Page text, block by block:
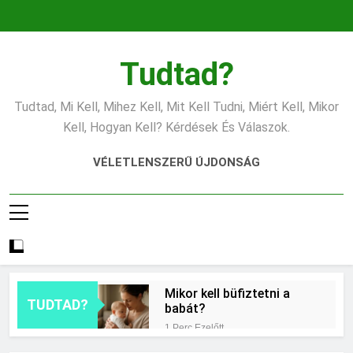
Tudtad?
Tudtad, Mi Kell, Mihez Kell, Mit Kell Tudni, Miért Kell, Mikor
Kell, Hogyan Kell? Kérdések És Válaszok.
VÉLETLENSZERŰ ÚJDONSÁG
TUDTAD?
Mikor kell büfiztetni a
babát?
1 Perc Ezelőtt